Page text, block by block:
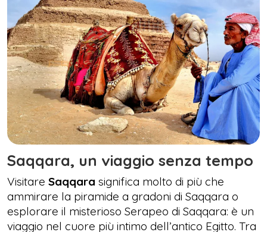
Saqqara, un viaggio senza tempo
Visitare Saqqara significa molto di più che
ammirare la piramide a gradoni di Saqqara o
esplorare il misterioso Serapeo di Saqqara: è un
viaggio nel cuore più intimo dell’antico Egitto. Tra